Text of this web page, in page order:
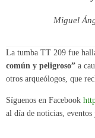
Miguel
La tumba TT 209 fue
común y peligroso” a
otros arqueólogos, que
Síguenos en Facebook
al día de noticias,